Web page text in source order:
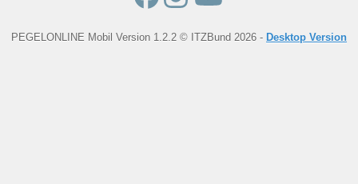
PEGELONLINE Mobil Version 1.2.2 © ITZBund 2026 - Desktop Version